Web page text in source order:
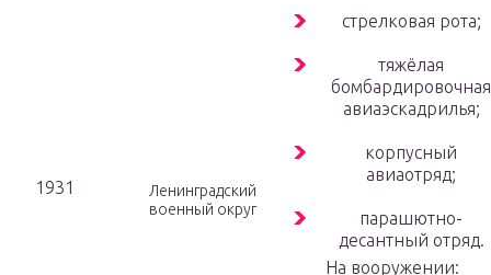
1931
Ленинградский
военный округ
стрелковая рота;
тяжёлая
бомбардировочная
авиаэскадрилья;
корпусный
авиаотряд;
парашютно-
десантный отряд.
На вооружении: